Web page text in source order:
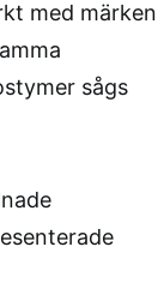
med märken
sågs